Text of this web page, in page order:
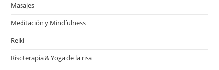
Masajes
Meditación y Mindfulness
Reiki
Risoterapia & Yoga de la risa